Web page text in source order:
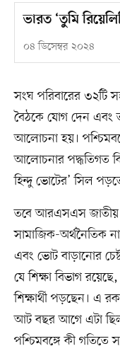
ভারত ‘তুমি
০৪ ডিসেম্বর ২০২৪
সংঘ পরিবারের ৩২টি
বৈঠকে যোগ দেন এবং
আলোচনা হয়।
আলোচনার পদ্ধতিগত
হিন্দু ভোটের’ সিল
তবে আরএসএস জাতীয়
সামাজিক-অর্থনৈতিক
এবং ভোট বাড়ানোর
যে শিক্ষা বিভাগ
শিক্ষার্থী পড়ছেন। এ
আট বছর আগে এটা
পশ্চিমবঙ্গে কী গতিতে